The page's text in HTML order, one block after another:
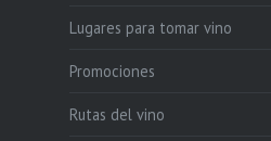
Lugares para tomar vino
Promociones
Rutas del vino